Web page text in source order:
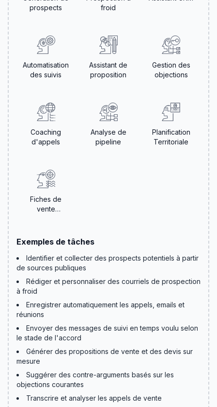
prospects
froid
Automatisation
des suivis
Assistant de
proposition
Gestion des
objections
Coaching
d'appels
Analyse de
pipeline
Planification
Territoriale
Fiches de
vente
Exemples de tâches
Identifier et collecter des prospects potentiels à partir
de sources publiques
Rédiger et personnaliser des courriels de prospection
à froid
Enregistrer automatiquement les appels, emails et
réunions
Envoyer des messages de suivi en temps voulu selon
le stade de l'accord
Générer des propositions de vente et des devis sur
mesure
Suggérer des contre-arguments basés sur les
objections courantes
Transcrire et analyser les appels de vente